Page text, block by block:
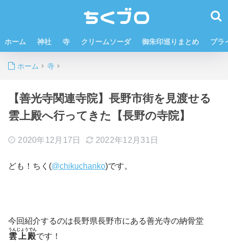
ホーム 神社 寺 クリームソーダ 御朱印巡りまとめ プラ
ホーム 寺
【善光寺関連寺院】長野市街を見渡せる
雲上殿へ行ってきた【長野の寺院】
2020年12月17日 2022年12月31日
ども！ちく(@chikuchanko)です。
今回紹介するのは長野県長野市にある善光寺の納骨堂
雲上殿
うんじょうでん
です！